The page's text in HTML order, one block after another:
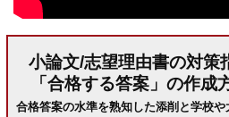
小論文/志望理由書の対
「合格する答案」の作成
合格答案の水準を熟知した添削と学校